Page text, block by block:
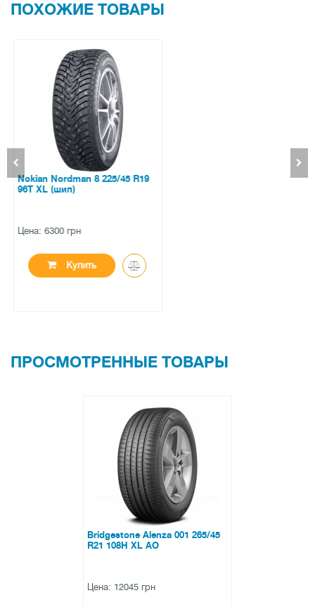
ПОХОЖИЕ ТОВАРЫ
Mirage MR-700 AS 225/65 R16C
ПРОСМОТРЕННЫЕ ТОВАРЫ
Bridgestone Alenza 001 265/45
R21 108H XL AO
Цена: 12045 грн